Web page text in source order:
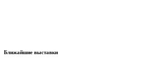
Ближайшие выставки